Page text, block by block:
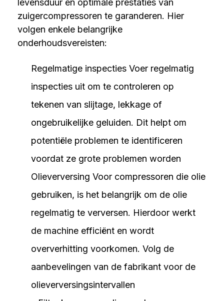
levensduur en optimale prestaties van
zuigercompressoren te garanderen. Hier
volgen enkele belangrijke
onderhoudsvereisten:
Regelmatige inspecties Voer regelmatig
inspecties uit om te controleren op
tekenen van slijtage, lekkage of
ongebruikelijke geluiden. Dit helpt om
potentiële problemen te identificeren
voordat ze grote problemen worden
Olieverversing Voor compressoren die olie
gebruiken, is het belangrijk om de olie
regelmatig te verversen. Hierdoor werkt
de machine efficiënt en wordt
oververhitting voorkomen. Volg de
aanbevelingen van de fabrikant voor de
olieverversingsintervallen